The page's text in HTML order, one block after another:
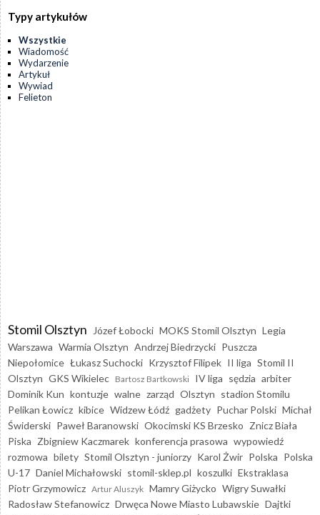
Typy artykułów
Wszystkie
Wiadomość
Wydarzenie
Artykuł
Wywiad
Felieton
Stomil Olsztyn Józef Łobocki MOKS Stomil Olsztyn Legia
Warszawa Warmia Olsztyn Andrzej Biedrzycki Puszcza
Niepołomice Łukasz Suchocki Krzysztof Filipek II liga Stomil II
Olsztyn GKS Wikielec Bartosz Bartkowski IV liga sędzia arbiter
Dominik Kun kontuzje walne zarząd Olsztyn stadion Stomilu
Pelikan Łowicz kibice Widzew Łódź gadżety Puchar Polski Michał
Świderski Paweł Baranowski Okocimski KS Brzesko Znicz Biała
Piska Zbigniew Kaczmarek konferencja prasowa wypowiedź
rozmowa bilety Stomil Olsztyn - juniorzy Karol Żwir Polska Polska
U-17 Daniel Michałowski stomil-sklep.pl koszulki Ekstraklasa
Piotr Grzymowicz Artur Aluszyk Mamry Giżycko Wigry Suwałki
Radosław Stefanowicz Drwęca Nowe Miasto Lubawskie Dajtki